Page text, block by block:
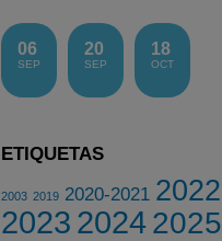
06
SEP
20
SEP
18
OCT
ETIQUETAS
2003 2019 2020-2021 2022
2023 20242025